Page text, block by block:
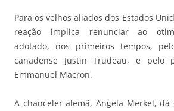
Para os velhos aliados dos Estados
reação implica renunciar ao
adotado, nos primeiros tempos,
canadense Justin Trudeau, e pelo
Emmanuel Macron.
A chanceler alemã, Angela Merkel,